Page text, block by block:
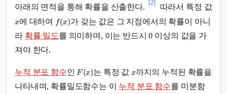
아래의 면적을 통해 확률을 산출한다.
[2]
따라서 특정 값
x에 대하여 f(x)가 갖는 값은 그 지점에서의 확률이 아니
라 확률 밀도를 의미하며, 이는 반드시 0 이상의 값을 가
져야 한다.
누적 분포 함수인 F (x)는 특정 값 x까지의 누적된 확률을
나타내며, 확률밀도함수는 이 누적 분포 함수를 미분함